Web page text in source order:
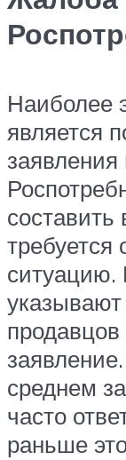
Наиболее
является
заявления
ситуацию.
среднем
часто
раньше